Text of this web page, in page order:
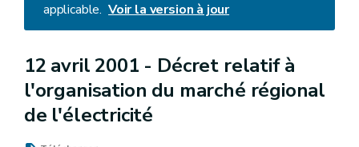
applicable. Voir la version à jour
12 avril 2001 - Décret relatif à
l'organisation du marché régional
de l'électricité